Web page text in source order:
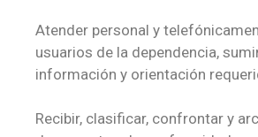
Atender personal y
usuarios de la dependencia,
información y orientación
Recibir, clasificar, confrontar y